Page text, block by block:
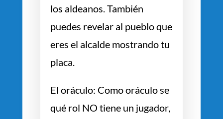
los aldeanos. También
puedes revelar al pueblo que
eres el alcalde mostrando tu
placa.
El oráculo: Como oráculo se
qué rol NO tiene un jugador,